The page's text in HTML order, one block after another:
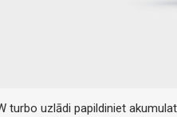
turbo uzlādi papildiniet